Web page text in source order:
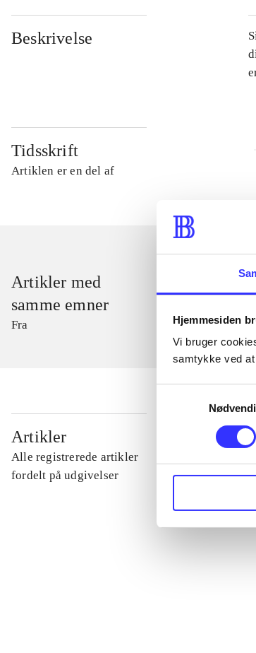
Hjemmesiden
Vi bruger
samtykke ved
Beskrivelse
Tidsskrift
Artiklen er en del af
Artikler med
samme emner
Fra
Artikler
Alle registrerede artikler
fordelt på udgivelser
...